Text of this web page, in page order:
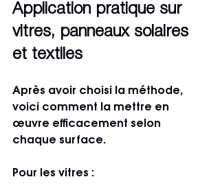
Application pratique sur
vitres, panneaux solaires
et textiles
Après avoir choisi la méthode,
voici comment la mettre en
œuvre efficacement selon
chaque surface.
Pour les vitres :